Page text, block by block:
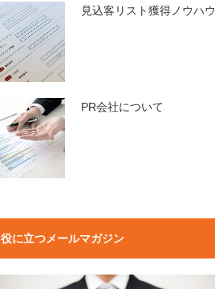
見込客リスト獲得ノウハウ
PR会社について
役に立つメールマガジン